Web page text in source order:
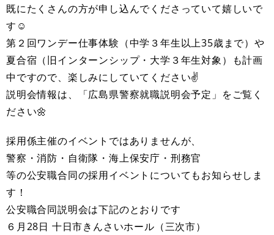
既にたくさんの方が申し込んでくださっていて嬉しいで
す☺
第２回ワンデー仕事体験（中学３年生以上35歳まで）や
夏合宿（旧インターンシップ・大学３年生対象）も計画
中ですので、楽しみにしていてください✌
説明会情報は、「広島県警察就職説明会予定」をご覧く
ださい🌼
採用係主催のイベントではありませんが、
警察・消防・自衛隊・海上保安庁・刑務官
等の公安職合同の採用イベントについてもお知らせしま
す！
公安職合同説明会は下記のとおりです
６月28日 十日市きんさいホール（三次市）